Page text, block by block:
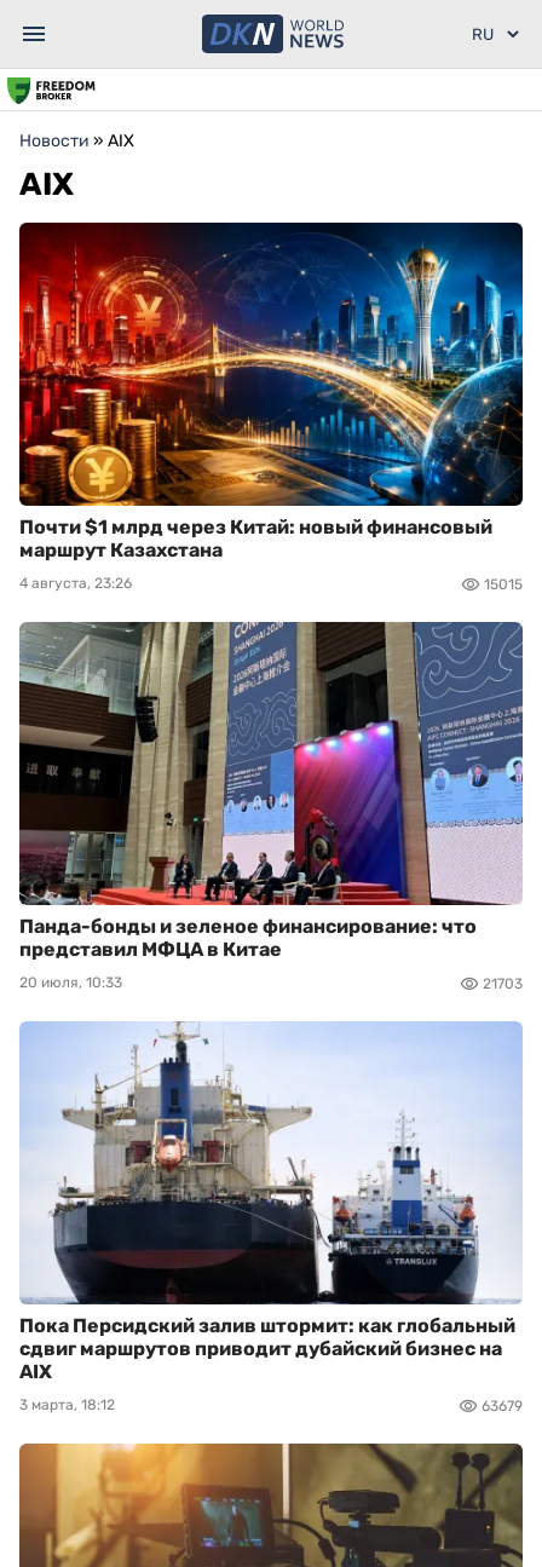
Новости » AIX
AIX
Почти $1 млрд через Китай: новый финансовый
маршрут Казахстана
4 августа, 23:26 15015
Панда-бонды и зеленое финансирование: что
представил МФЦА в Китае
20 июля, 10:33 21703
Пока Персидский залив штормит: как глобальный
сдвиг маршрутов приводит дубайский бизнес на
AIX
3 марта, 18:12 63679